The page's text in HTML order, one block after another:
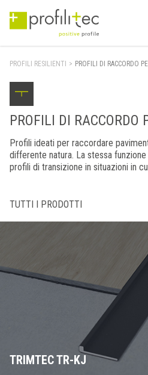
PROFILI RESILIENTI > PROFILI DI RACCORDO
PROFILI DI RACCORDO
Profili ideati per raccordare
differente natura. La stessa
profili di transizione in situazioni in
finitura, andando a coprire eventuali
TUTTI I PRODOTTI
TRIMTEC TR-KJ